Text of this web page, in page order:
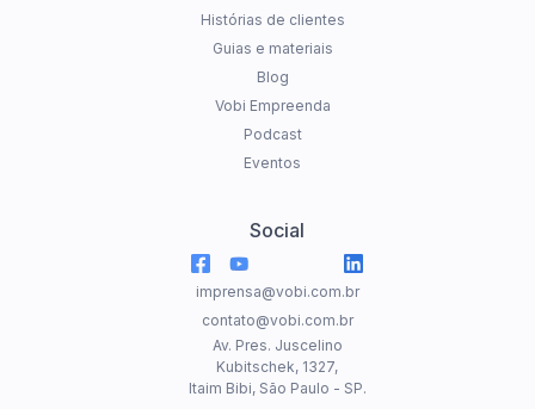
Histórias de clientes
Guias e materiais
Blog
Vobi Empreenda
Podcast
Eventos
Social
imprensa@vobi.com.br
contato@vobi.com.br
Av. Pres. Juscelino
Kubitschek, 1327,
Itaim Bibi, São Paulo - SP.